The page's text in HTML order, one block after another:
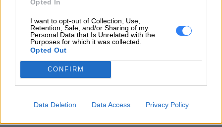
Opted In
I want to opt-out of Collection, Use,
Retention, Sale, and/or Sharing of my
Personal Data that Is Unrelated with the
Purposes for which it was collected.
Opted Out
CONFIRM
Data Deletion Data Access Privacy Policy
Zapytanie o "Bateria Lenovo 520S LGL14L2P21
7.4V30Wh2-cell 5B10M49825"
EMAIL